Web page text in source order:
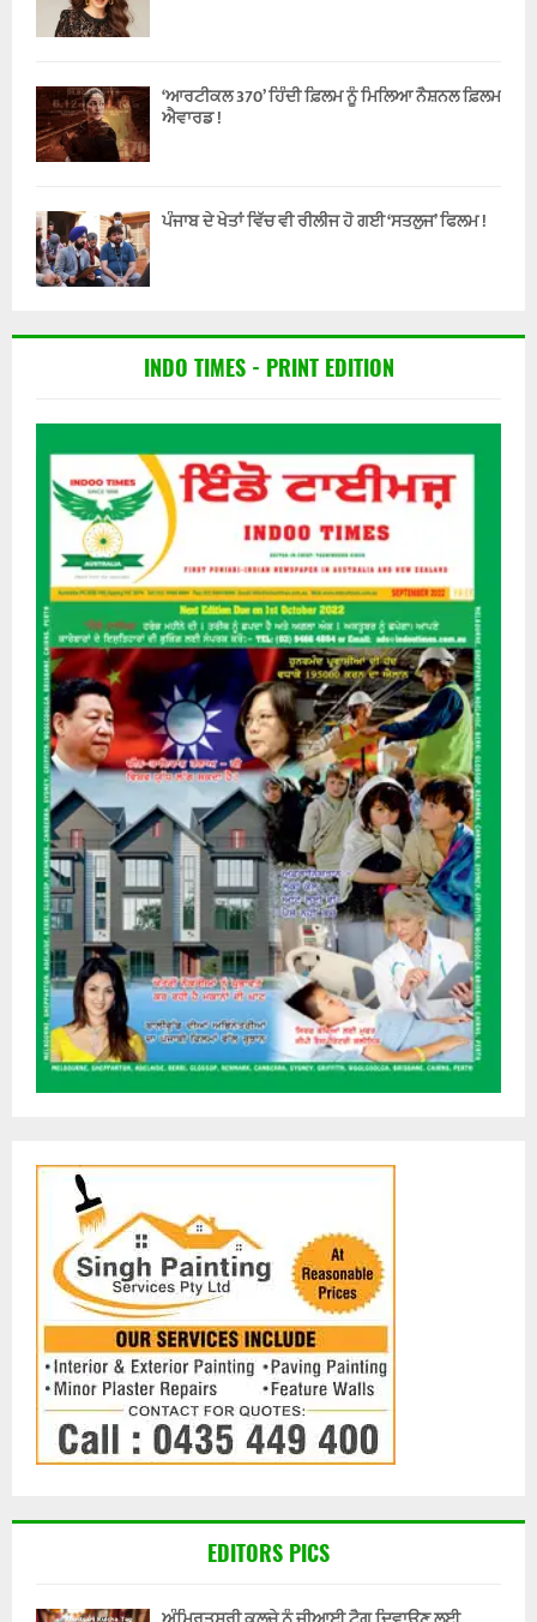
‘ਆਰਟੀਕਲ 370’ ਹਿੰਦੀ ਫ਼ਿਲਮ ਨੂੰ ਮਿਲਿਆ ਨੈਸ਼ਨਲ ਫ਼ਿਲਮ
ਐਵਾਰਡ !
ਪੰਜਾਬ ਦੇ ਖੇਤਾਂ ਵਿੱਚ ਵੀ ਰੀਲੀਜ ਹੋ ਗਈ ‘ਸਤਲੁਜ’ ਫਿਲਮ !
INDO TIMES - PRINT EDITION
EDITORS PICS